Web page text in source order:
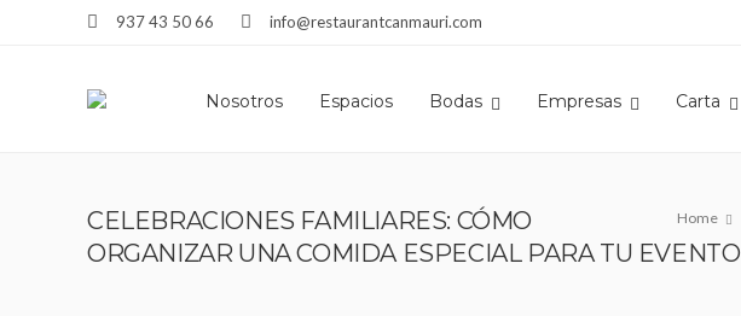
info@restaurantcanmauri.com
937 43 50 66
Nosotros Espacios Bodas Empresas Carta
Home
CELEBRACIONES FAMILIARES: CÓMO
ORGANIZAR UNA COMIDA ESPECIAL PARA TU EVENTO